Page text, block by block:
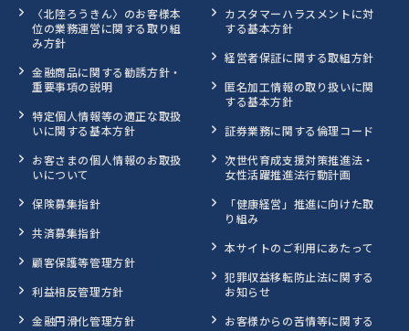
〈北陸ろうきん〉のお客様本
位の業務運営に関する取り組
み方針
金融商品に関する勧誘方針・
重要事項の説明
特定個人情報等の適正な取扱
いに関する基本方針
お客さまの個人情報のお取扱
いについて
保険募集指針
共済募集指針
顧客保護等管理方針
利益相反管理方針
金融円滑化管理方針
カスタマーハラスメントに対
する基本方針
経営者保証に関する取組方針
匿名加工情報の取り扱いに関
する基本方針
証券業務に関する倫理コード
次世代育成支援対策推進法・
女性活躍推進法行動計画
「健康経営」推進に向けた取
り組み
本サイトのご利用にあたって
犯罪収益移転防止法に関する
お知らせ
お客様からの苦情等に関する